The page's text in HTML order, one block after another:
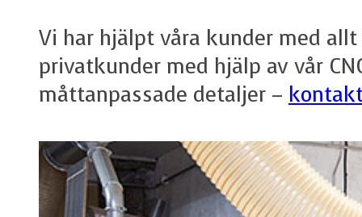
Vi har hjälpt våra kunder med
privatkunder med hjälp av vår
måttanpassade detaljer –